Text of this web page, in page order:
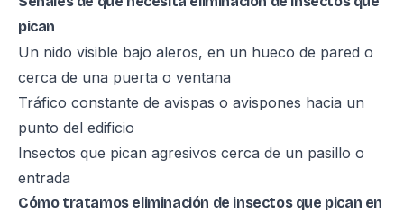
pican
Un nido visible bajo aleros, en un hueco de pared o
cerca de una puerta o ventana
Tráfico constante de avispas o avispones hacia un
punto del edificio
Insectos que pican agresivos cerca de un pasillo o
entrada
Cómo tratamos eliminación de insectos que pican en